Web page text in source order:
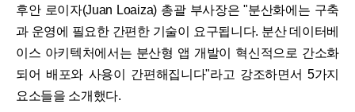
후안 로이자(Juan Loaiza) 총괄 부사장은 "분산화에는 구축
과 운영에 필요한 간편한 기술이 요구됩니다. 분산 데이터베
이스 아키텍처에서는 분산형 앱 개발이 혁신적으로 간소화
되어 배포와 사용이 간편해집니다"라고 강조하면서 5가지
요소들을 소개했다.